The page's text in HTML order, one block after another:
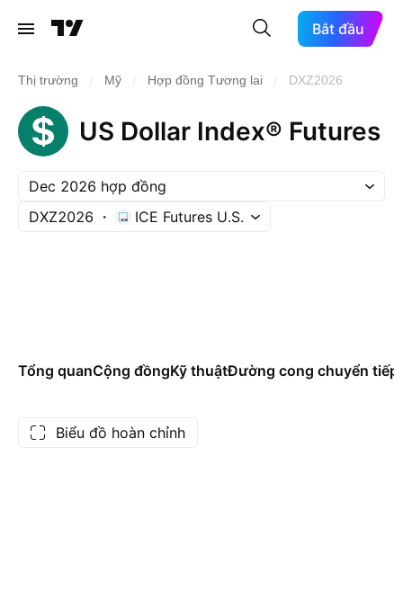
Bắt đầu
Thị trường Mỹ Hợp đồng Tương lai DXZ2026
US Dollar Index® Futures
Dec 2026 hợp đồng
DXZ2026
ICE Futures U.S.
Tổng quanCộng đồngKỹ thuậtĐường cong chuyển tiếp
Biểu đồ hoàn chỉnh